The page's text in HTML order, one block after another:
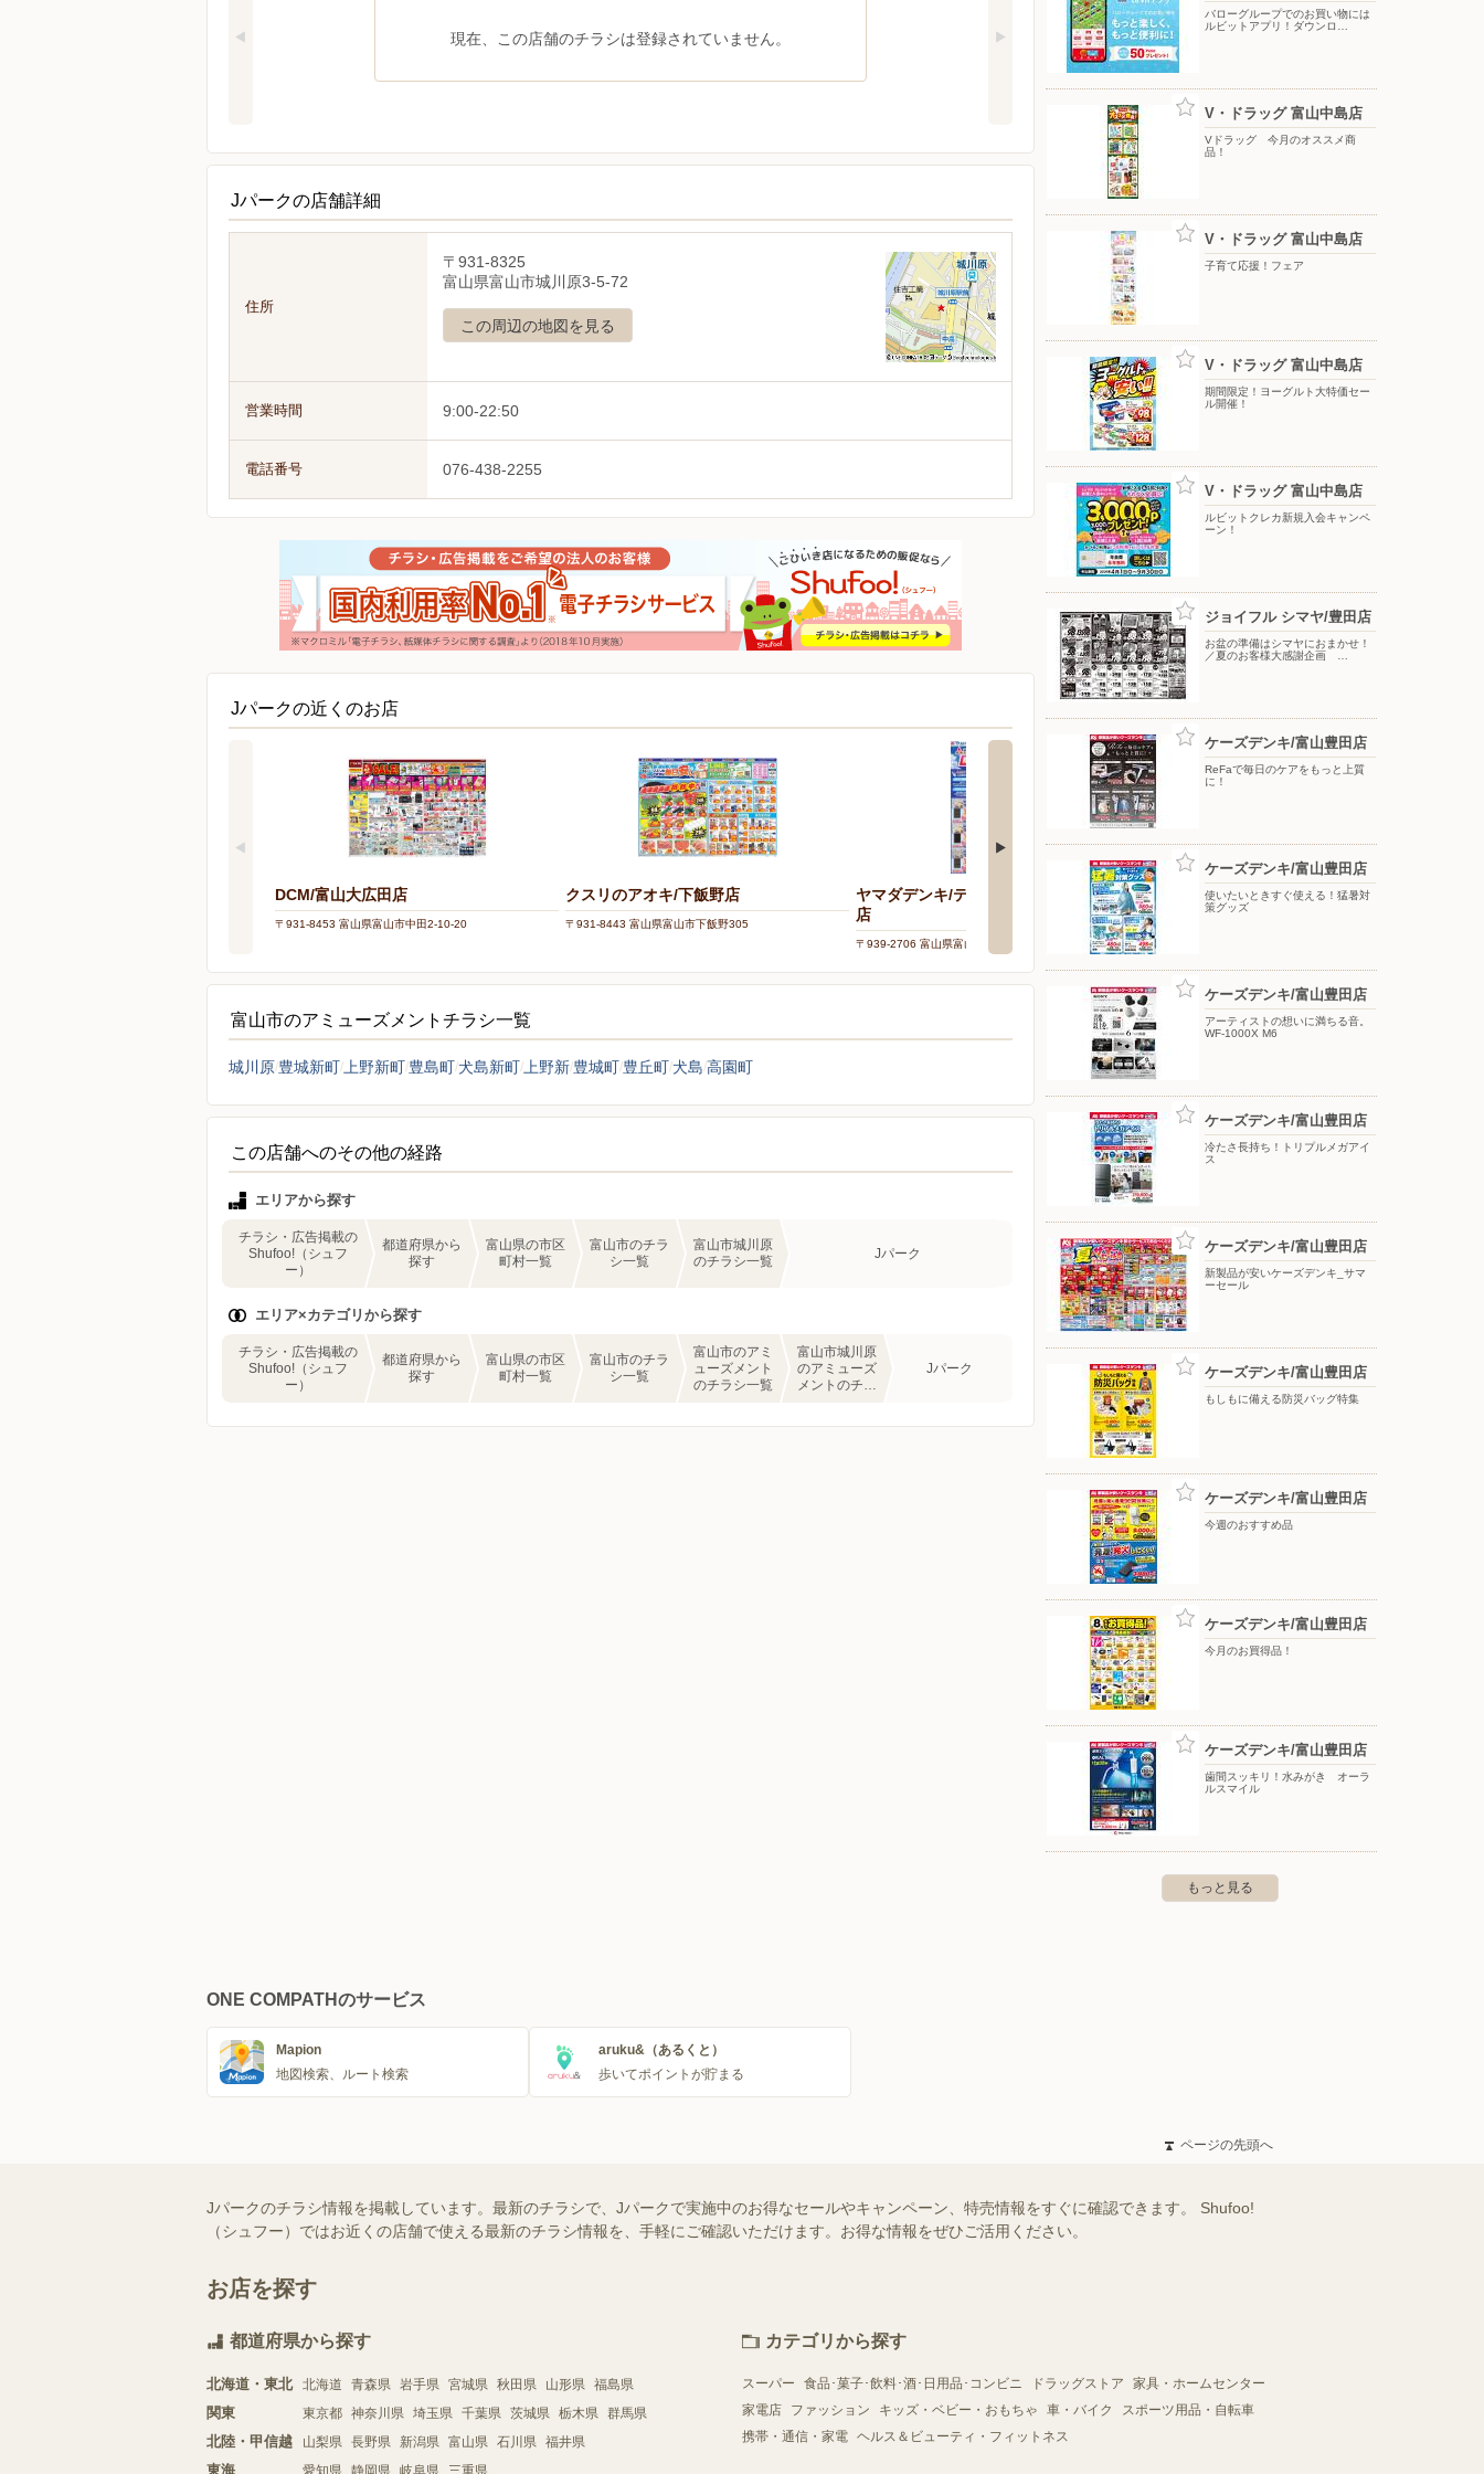
現在、この店舗のチラシは登録されていません。
Jパークの店舗詳細
住所
〒931-8325
富山県富山市城川原3-5-72
この周辺の地図を見る
営業時間 9:00-22:50
電話番号 076-438-2255
Jパークの近くのお店
DCM/富山大広田店
〒931-8453 富山県富山市中田2-10-20
クスリのアオキ/下飯野店
〒931-8443 富山県富山市下飯野305
ヤマダデンキ/テックランドNew富山婦中
店
〒939-2706 富山県富山市婦中町速星35-1
DCM/富山問屋町店
〒930-0834 富山県富山市問屋町1-11-11
富山市のアミューズメントチラシ一覧
城川原 豊城新町 上野新町 豊島町犬島新町 上野新 豊城町 豊丘町犬島 高園町
この店舗へのその他の経路
エリアから探す
チラシ・広告掲載の
Shufoo!（シュフ
ー）
都道府県から
探す
富山県の市区
町村一覧
富山市のチラ
シ一覧
富山市城川原
のチラシ一覧
Jパーク
エリア×カテゴリから探す
チラシ・広告掲載の
Shufoo!（シュフ
ー）
都道府県から
探す
富山県の市区
町村一覧
富山市のチラ
シ一覧
富山市のアミ
ューズメント
のチラシ一覧
富山市城川原
のアミューズ
メントのチラ
Jパーク
バローグループでのお買い物には
ルビットアプリ！ダウンロ…
V・ドラッグ 富山中島店
Vドラッグ 今月のオススメ商
品！
V・ドラッグ 富山中島店
子育て応援！フェア
V・ドラッグ 富山中島店
期間限定！ヨーグルト大特価セー
ル開催！
V・ドラッグ 富山中島店
ルビットクレカ新規入会キャンペ
ーン！
ジョイフル シマヤ/豊田店
お盆の準備はシマヤにおまかせ！
／夏のお客様大感謝企画 …
ケーズデンキ/富山豊田店
ReFaで毎日のケアをもっと上質
に！
ケーズデンキ/富山豊田店
使いたいときすぐ使える！猛暑対
策グッズ
ケーズデンキ/富山豊田店
アーティストの想いに満ちる音。
WF-1000X M6
ケーズデンキ/富山豊田店
冷たさ長持ち！トリプルメガアイ
ス
ケーズデンキ/富山豊田店
新製品が安いケーズデンキ_サマ
ーセール
ケーズデンキ/富山豊田店
もしもに備える防災バッグ特集
ケーズデンキ/富山豊田店
今週のおすすめ品
ケーズデンキ/富山豊田店
今月のお買得品！
ケーズデンキ/富山豊田店
歯間スッキリ！水みがき オーラ
ルスマイル
もっと見る
ONE COMPATHのサービス
Mapion
地図検索、ルート検索
aruku&（あるくと）
歩いてポイントが貯まる
ページの先頭へ
Jパークのチラシ情報を掲載しています。最新のチラシで、Jパークで実施中のお得なセールやキャンペーン、特売情報をすぐに確認できます。 Shufoo!
（シュフー）ではお近くの店舗で使える最新のチラシ情報を、手軽にご確認いただけます。お得な情報をぜひご活用ください。
お店を探す
都道府県から探す
北海道・東北 北海道 青森県 岩手県 宮城県 秋田県 山形県 福島県
関東 東京都 神奈川県 埼玉県 千葉県 茨城県 栃木県 群馬県
北陸・甲信越 山梨県 長野県 新潟県 富山県 石川県 福井県
東海 愛知県 静岡県 岐阜県 三重県
カテゴリから探す
スーパー 食品･菓子･飲料･酒･日用品･コンビニ ドラッグストア
家具・ホームセンター
家電店
ファッション キッズ・ベビー・おもちゃ 車・バイク
スポーツ用品・自転車
携帯・通信・家電 ヘルス＆ビューティ・フィットネス